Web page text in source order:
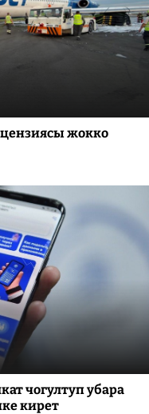
жокко
чогултуп убара
кирет